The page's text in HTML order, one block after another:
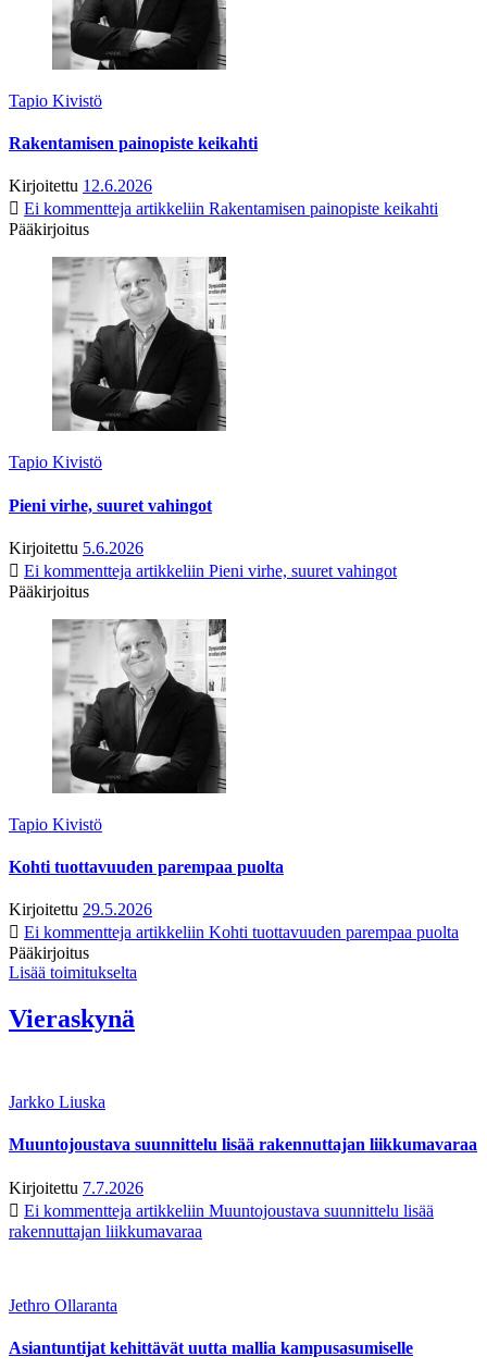
Tapio Kivistö
Rakentamisen painopiste keikahti
Kirjoitettu 12.6.2026
Ei kommentteja artikkeliin Rakentamisen painopiste keikahti
Pääkirjoitus
Tapio Kivistö
Pieni virhe, suuret vahingot
Kirjoitettu 5.6.2026
Ei kommentteja artikkeliin Pieni virhe, suuret vahingot
Pääkirjoitus
Tapio Kivistö
Kohti tuottavuuden parempaa puolta
Kirjoitettu 29.5.2026
Ei kommentteja artikkeliin Kohti tuottavuuden parempaa puolta
Pääkirjoitus
Lisää toimitukselta
Vieraskynä
Jarkko Liuska
Muuntojoustava suunnittelu lisää rakennuttajan liikkumavaraa
Kirjoitettu 7.7.2026
Ei kommentteja artikkeliin Muuntojoustava suunnittelu lisää
rakennuttajan liikkumavaraa
Jethro Ollaranta
Asiantuntijat kehittävät uutta mallia kampusasumiselle